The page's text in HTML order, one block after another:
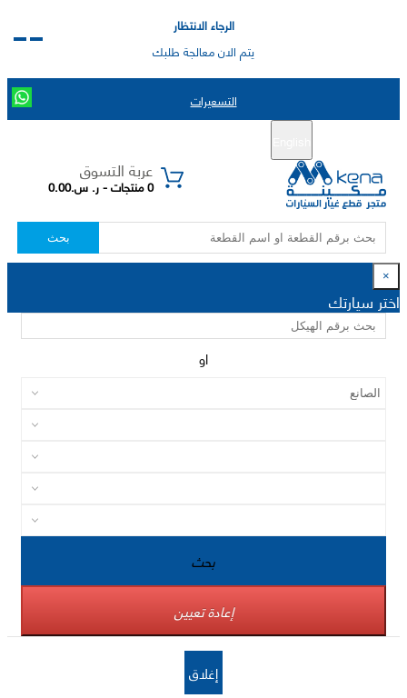
الرجاء الانتظار
يتم الان معالجة طلبك
التسعيرات
عربة التسوق
0 منتجات - ر. س.0.00
بحث
×
اختر سيارتك
او
بحث
إعادة تعيين
إغلاق